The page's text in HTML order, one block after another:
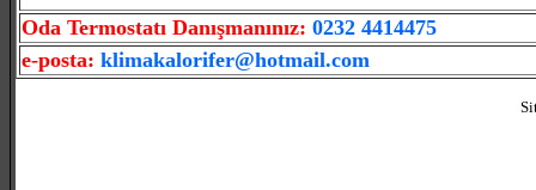
Oda Termostatı Danışmanınız: 0232 4414475
e-posta: klimakalorifer@hotmail.com